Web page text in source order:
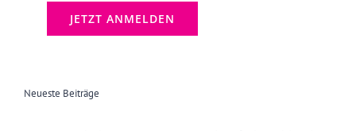
Neueste Beiträge